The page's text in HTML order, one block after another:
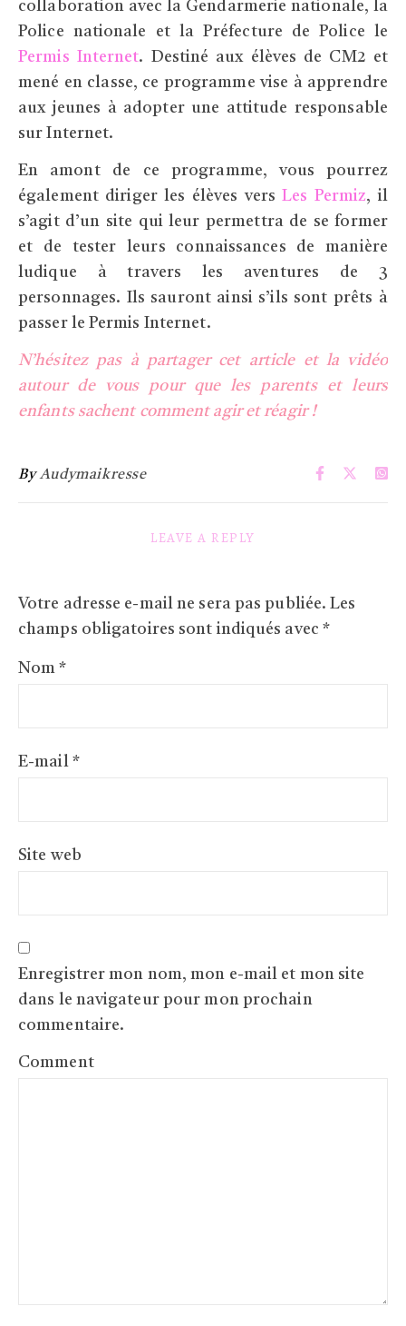
collaboration avec la Gendarmerie nationale, la
Police nationale et la Préfecture de Police le
Permis Internet. Destiné aux élèves de CM2 et
mené en classe, ce programme vise à apprendre
aux jeunes à adopter une attitude responsable
sur Internet.
En amont de ce programme, vous pourrez
également diriger les élèves vers
Les Permiz, il
s’agit d’un site qui leur permettra de se former
et de tester leurs connaissances de manière
ludique à travers les aventures de 3
personnages. Ils sauront ainsi s’ils sont prêts à
passer le Permis Internet.
N’hésitez pas à partager cet article et la vidéo
autour de vous pour que les parents et leurs
enfants sachent comment agir et réagir !
ByAudymaikresse
LEAVE A REPLY
Votre adresse e-mail ne sera pas publiée.
Les
champs obligatoires sont indiqués avec *
Nom*
E-mail *
Site web
Enregistrer mon nom, mon e-mail et mon site
dans le navigateur pour mon prochain
commentaire.
Comment